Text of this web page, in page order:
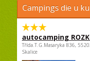
Campings die u
autocamping
Třída.T.G.Masaryka 836,
Skalice